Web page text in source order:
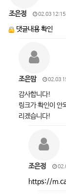
조은정 02.03 12:15
댓글내용 확인
조은맘 02.03
감사합니다!
링크가 확인이 안
리겠습니다!
조은정
https://